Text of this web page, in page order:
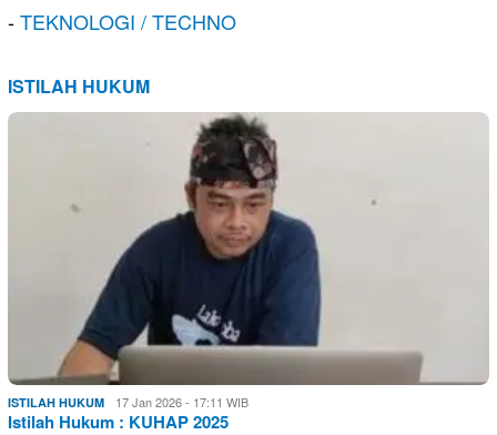
-TEKNOLOGI / TECHNO
ISTILAH HUKUM
ISTILAH HUKUM 17 Jan 2026 - 17:11 WIB
Istilah Hukum : KUHAP 2025